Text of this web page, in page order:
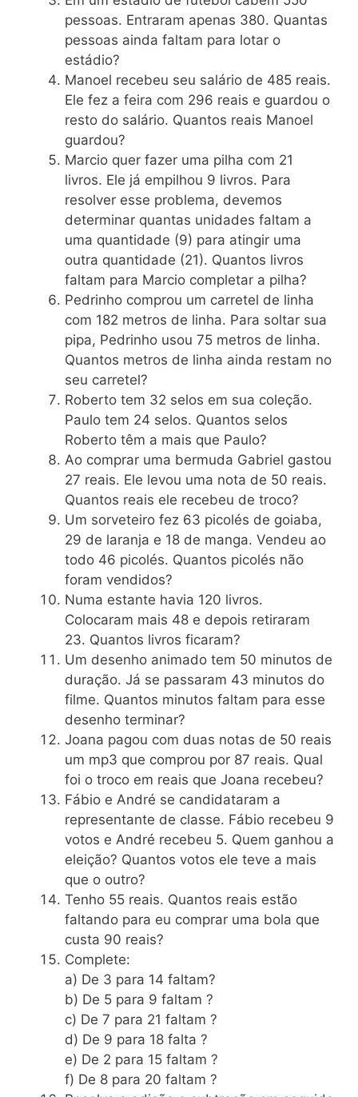
pessoas. Entraram apenas 380. Quantas
pessoas ainda faltam para lotar o
estádio?
Manoel recebeu seu salário de 485 reais.
Ele fez a feira com 296 reais e guardou o
resto do salário. Quantos reais Manoel
guardou?
Marcio quer fazer uma pilha com 21
livros. Ele já empilhou 9 livros. Para
resolver esse problema, devemos
determinar quantas unidades faltam a
uma quantidade (9) para atingir uma
outra quantidade (21). Quantos livros
faltam para Marcio completar a pilha?
Pedrinho comprou um carretel de linha
com 182 metros de linha. Para soltar sua
pipa, Pedrinho usou 75 metros de linha.
Quantos metros de linha ainda restam no
seu carretel?
Roberto tem 32 selos em sua coleção.
Paulo tem 24 selos. Quantos selos
Roberto têm a mais que Paulo?
Ao comprar uma bermuda Gabriel gastou
27 reais. Ele levou uma nota de 50 reais.
Quantos reais ele recebeu de troco?
Um sorveteiro fez 63 picolés de goiaba,
29 de laranja e 18 de manga. Vendeu ao
todo 46 picolés. Quantos picolés não
foram vendidos?
Numa estante havia 120 livros.
Colocaram mais 48 e depois retiraram
23. Quantos livros ficaram?
Um desenho animado tem 50 minutos de
duração. Já se passaram 43 minutos do
filme. Quantos minutos faltam para esse
desenho terminar?
Joana pagou com duas notas de 50 reais
um mp3 que comprou por 87 reais. Qual
foi o troco em reais que Joana recebeu?
Fábio e André se candidataram a
representante de classe. Fábio recebeu 9
votos e André recebeu 5. Quem ganhou a
eleição? Quantos votos ele teve a mais
que o outro?
Tenho 55 reais. Quantos reais estão
faltando para eu comprar uma bola que
custa 90 reais?
Complete:
a) De 3 para 14 faltam?
b) De 5 para 9 faltam ?
c) De 7 para 21 faltam ?
d) De 9 para 18 falta ?
e) De 2 para 15 faltam ?
f) De 8 para 20 faltam ?